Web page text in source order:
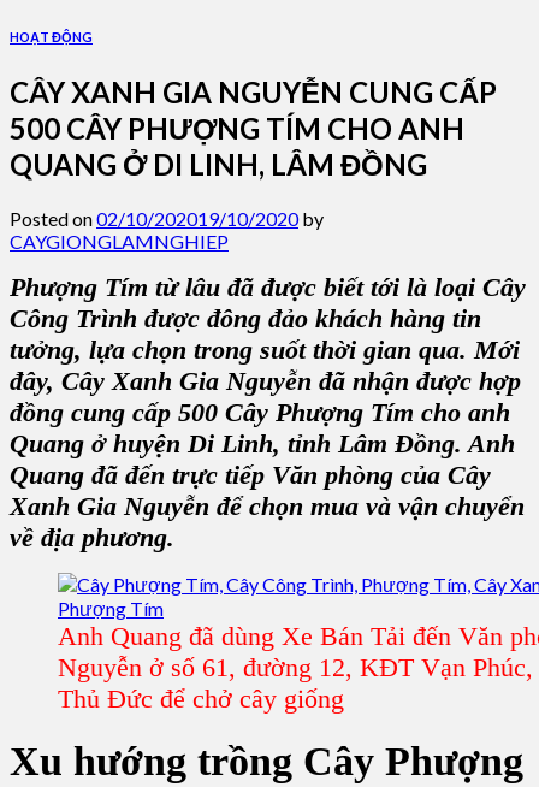
HOẠT ĐỘNG
CÂY XANH GIA NGUYỄN CUNG CẤP
500 CÂY PHƯỢNG TÍM CHO ANH
QUANG Ở DI LINH, LÂM ĐỒNG
Posted on02/10/202019/10/2020by
CAYGIONGLAMNGHIEP
Phượng Tím từ lâu đã được biết tới là loại Cây
Công Trình được đông đảo khách hàng tin
tưởng, lựa chọn trong suốt thời gian qua. Mới
đây, Cây Xanh Gia Nguyễn đã nhận được hợp
đồng cung cấp 500 Cây Phượng Tím cho anh
Quang ở huyện Di Linh, tỉnh Lâm Đồng. Anh
Quang đã đến trực tiếp Văn phòng của Cây
Xanh Gia Nguyễn để chọn mua và vận chuyển
về địa phương.
Anh Quang đã dùng Xe Bán Tải đến Văn
Nguyễn ở số 61, đường 12, KĐT Vạn
Thủ Đức để chở cây giống
Xu hướng trồng Cây Phượng